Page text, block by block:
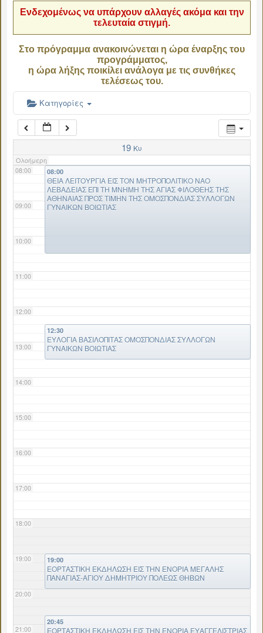
Ενδεχομένως να υπάρχουν αλλαγές ακόμα και την
τελευταία στιγμή.
Στο πρόγραμμα ανακοινώνεται η ώρα έναρξης του
προγράμματος,
η ώρα λήξης ποικίλει ανάλογα με τις συνθήκες
τελέσεως του.
Κατηγορίες
19 Κυ
Ολοήμερη
06:00
07:00
08:00
09:00
10:00
11:00
12:00
13:00
14:00
15:00
16:00
17:00
18:00
19:00
20:00
21:00
08:00
ΘΕΙΑ ΛΕΙΤΟΥΡΓΙΑ ΕΙΣ ΤΟΝ ΜΗΤΡΟΠΟΛΙΤΙΚΟ ΝΑΟ
ΛΕΒΑΔΕΙΑΣ ΕΠΙ ΤΗ ΜΝΗΜΗ ΤΗΣ ΑΓΙΑΣ ΦΙΛΟΘΕΗΣ ΤΗΣ
ΑΘΗΝΑΙΑΣ ΠΡΟΣ ΤΙΜΗΝ ΤΗΣ ΟΜΟΣΠΟΝΔΙΑΣ ΣΥΛΛΟΓΩΝ
ΓΥΝΑΙΚΩΝ ΒΟΙΩΤΙΑΣ
12:30
ΕΥΛΟΓΙΑ ΒΑΣΙΛΟΠΙΤΑΣ ΟΜΟΣΠΟΝΔΙΑΣ ΣΥΛΛΟΓΩΝ
ΓΥΝΑΙΚΩΝ ΒΟΙΩΤΙΑΣ
19:00
ΕΟΡΤΑΣΤΙΚΗ ΕΚΔΗΛΩΣΗ ΕΙΣ ΤΗΝ ΕΝΟΡΙΑ ΜΕΓΑΛΗΣ
ΠΑΝΑΓΙΑΣ-ΑΓΙΟΥ ΔΗΜΗΤΡΙΟΥ ΠΟΛΕΩΣ ΘΗΒΩΝ
20:45
ΕΟΡΤΑΣΤΙΚΗ ΕΚΔΗΛΩΣΗ ΕΙΣ ΤΗΝ ΕΝΟΡΙΑ ΕΥΑΓΓΕΛΙΣΤΡΙΑΣ